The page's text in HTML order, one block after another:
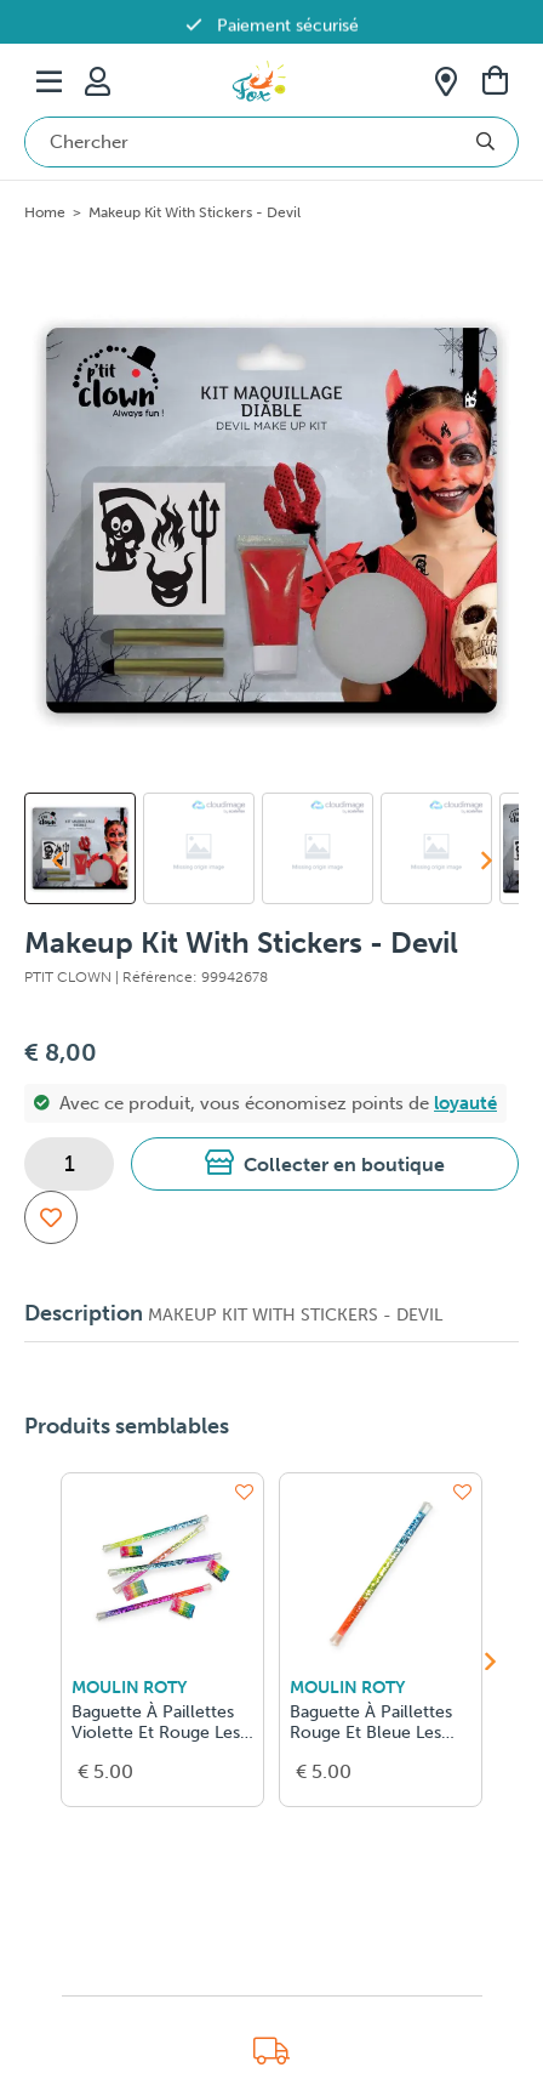
Paiement sécurisé
Livraison offerte dès 69€ en Belgique
Home > Makeup Kit With Stickers - Devil
Makeup Kit With Stickers - Devil
PTIT CLOWN | Référence: 99942678
€ 8,00
Avec ce produit, vous économisez points de loyauté
Collecter en boutique
Description MAKEUP KIT WITH STICKERS - DEVIL
Produits semblables
MOULIN ROTY
Baguette À Paillettes
Violette Et Rouge Les
€ 5.00
MOULIN ROTY
Baguette À Paillettes
Rouge Et Bleue Les
€ 5.00